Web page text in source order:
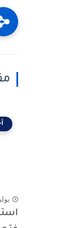
يوليو